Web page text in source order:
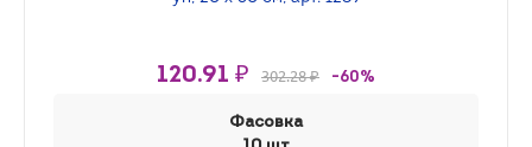
120.91 ₽ 302.28 ₽ -60%
Фасовка